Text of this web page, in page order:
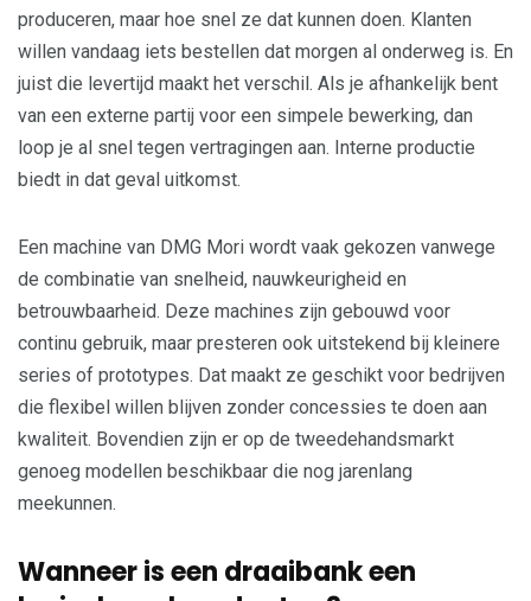
produceren, maar hoe snel ze dat kunnen doen. Klanten
willen vandaag iets bestellen dat morgen al onderweg is. En
juist die levertijd maakt het verschil. Als je afhankelijk bent
van een externe partij voor een simpele bewerking, dan
loop je al snel tegen vertragingen aan. Interne productie
biedt in dat geval uitkomst.
Een machine van DMG Mori wordt vaak gekozen vanwege
de combinatie van snelheid, nauwkeurigheid en
betrouwbaarheid. Deze machines zijn gebouwd voor
continu gebruik, maar presteren ook uitstekend bij kleinere
series of prototypes. Dat maakt ze geschikt voor bedrijven
die flexibel willen blijven zonder concessies te doen aan
kwaliteit. Bovendien zijn er op de tweedehandsmarkt
genoeg modellen beschikbaar die nog jarenlang
meekunnen.
Wanneer is een draaibank een